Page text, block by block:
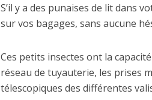
S’il y a des punaises de lit dans
sur vos bagages, sans aucune
Ces petits insectes ont la
réseau de tuyauterie, les prises
télescopiques des différentes